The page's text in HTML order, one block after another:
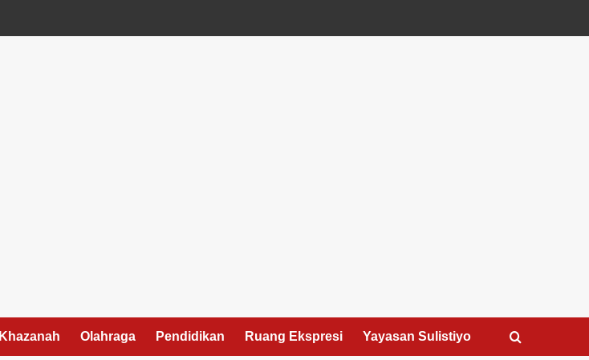
Khazanah Olahraga Pendidikan Ruang Ekspresi Yayasan Sulistiyo